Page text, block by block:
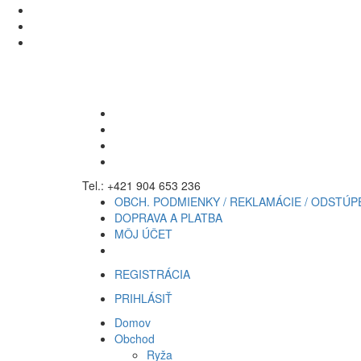
Tel.: +421 904 653 236
OBCH. PODMIENKY / REKLAMÁCIE /
DOPRAVA A PLATBA
MÔJ ÚČET
REGISTRÁCIA
PRIHLÁSIŤ
Domov
Obchod
Ryža